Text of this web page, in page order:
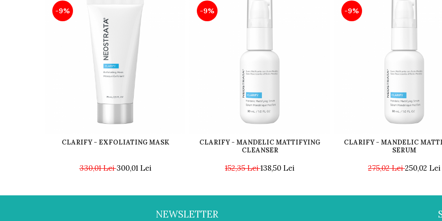
-9%
CLARIFY - EXFOLIATING MASK
330,01 Lei300,01 Lei
-9%
CLARIFY - MANDELIC MATTIFYING
CLEANSER
152,35 Lei138,50 Lei
-9%
CLARIFY - MANDELIC
SERUM
275,02 Lei250,02 Lei
NEWSLETTER